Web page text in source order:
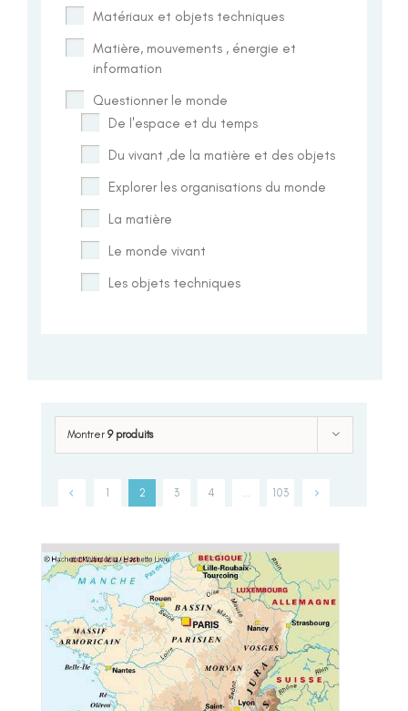
Montrer 9 produits
1 2 3 4 103
Matériaux et objets techniques
Matière, mouvements , énergie et
information
Questionner le monde
De l'espace et du temps
Du vivant ,de la matière et des objets
Explorer les organisations du monde
La matière
Le monde vivant
Les objets techniques